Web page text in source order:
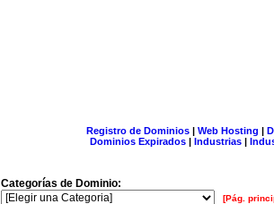
Registro de Dominios| Web Hosting |
Dominios Expirados | Industrias |
Categorías de Dominio:
[Pág.